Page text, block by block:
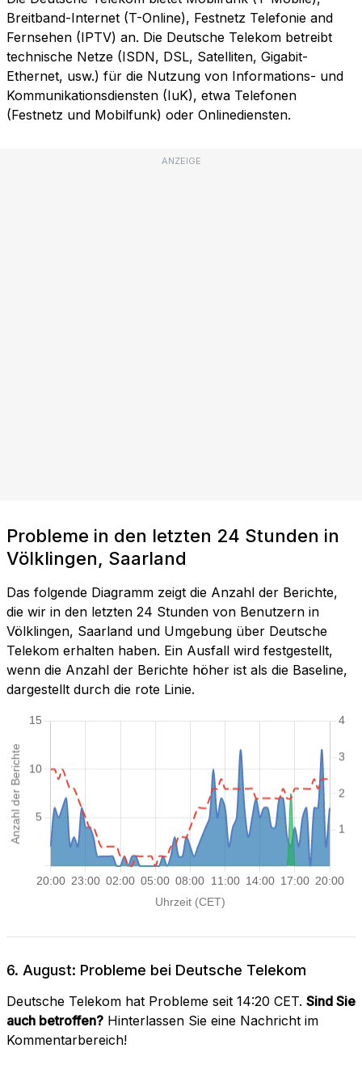
Breitband-Internet (T-Online), Festnetz Telefonie and
Fernsehen (IPTV) an. Die Deutsche Telekom betreibt
technische Netze (ISDN, DSL, Satelliten, Gigabit-
Ethernet, usw.) für die Nutzung von Informations- und
Kommunikationsdiensten (IuK), etwa Telefonen
(Festnetz und Mobilfunk) oder Onlinediensten.
ANZEIGE
Probleme in den letzten 24 Stunden in
Völklingen, Saarland
Das folgende Diagramm zeigt die Anzahl der Berichte,
die wir in den letzten 24 Stunden von Benutzern in
Völklingen, Saarland und Umgebung über Deutsche
Telekom erhalten haben. Ein Ausfall wird festgestellt,
wenn die Anzahl der Berichte höher ist als die Baseline,
dargestellt durch die rote Linie.
6. August: Probleme bei Deutsche Telekom
Deutsche Telekom hat Probleme seit 14:20 CET. Sind Sie
auch betroffen? Hinterlassen Sie eine Nachricht im
Kommentarbereich!